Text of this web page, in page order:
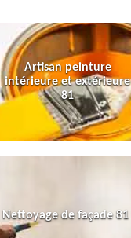
Artisan peinture
intérieure et extérieure
81
Nettoyage de façade 81